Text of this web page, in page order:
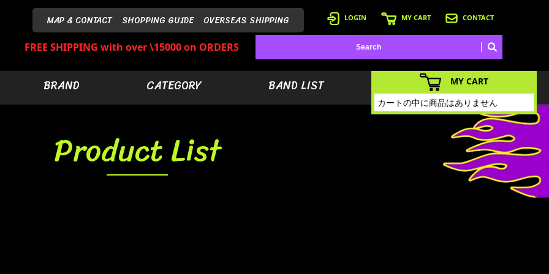
MAP & CONTACT SHOPPING GUIDE OVERSEAS SHIPPING LOGIN MY CART CONTACT
FREE SHIPPING with over \15000 on ORDERS
BRAND CATEGORY BAND LIST
Product List
MY CART
カートの中に商品はありません